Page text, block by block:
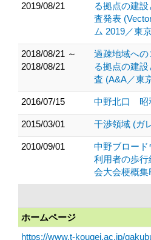
2019/08/21
る拠点の建
査発表
ム 2019／東
2018/08/21 ～
2018/08/21
過疎地域へ
る拠点の建
査 (A&A／東
2016/07/15 中野北口 昭
2015/03/01 干渉領域 (ガ
2010/09/01
中野ブロー
利用者の歩
会大会梗概集
ホームページ
https://www.t-kougei.ac.jp/